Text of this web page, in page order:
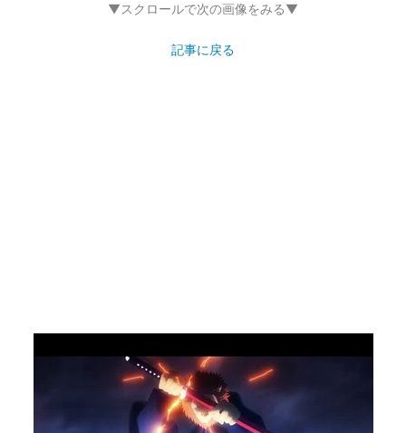
▼スクロールで次の画像をみる▼
記事に戻る